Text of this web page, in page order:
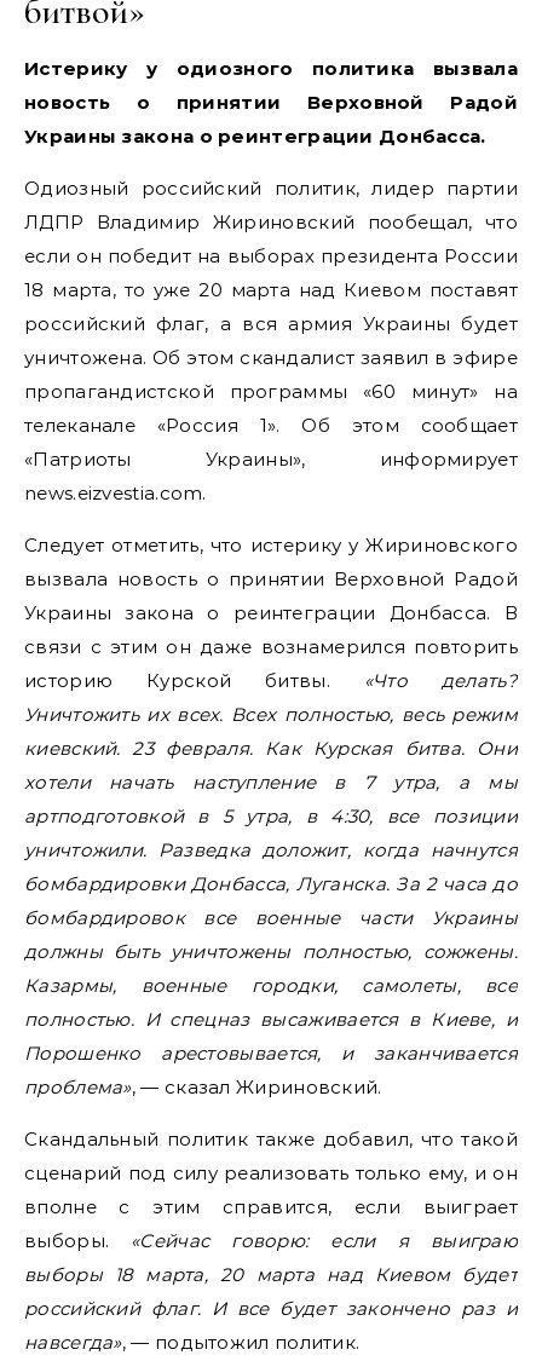
битвой»
Истерику у одиозного политика вызвала
новость о принятии Верховной Радой
Украины закона о реинтеграции Донбасса.
Одиозный российский политик, лидер партии
ЛДПР Владимир Жириновский пообещал, что
если он победит на выборах президента России
18 марта, то уже 20 марта над Киевом поставят
российский флаг, а вся армия Украины будет
уничтожена.Об этом скандалист заявил в эфире
пропагандистской программы «60 минут» на
телеканале «Россия 1». Об этом сообщает
«Патриоты Украины», информирует
news.eizvestia.com.
Следует отметить, что истерику у Жириновского
вызвала новость о принятии Верховной Радой
Украины закона о реинтеграции Донбасса. В
связи с этим он даже вознамерился повторить
историю Курской битвы.
«Что делать?
Уничтожить их всех. Всех полностью, весь режим
киевский. 23 февраля. Как Курская битва. Они
хотели начать наступление в 7 утра, а мы
артподготовкой в ​​5 утра, в 4:30, все позиции
уничтожили. Разведка доложит, когда начнутся
бомбардировки Донбасса, Луганска. За 2 часа до
бомбардировок все военные части Украины
должны быть уничтожены полностью, сожжены.
Казармы, военные городки, самолеты, все
полностью. И спецназ высаживается в Киеве, и
Порошенко арестовывается, и заканчивается
проблема», — сказал Жириновский.
Скандальный политик также добавил, что такой
сценарий под силу реализовать только ему, и он
вполне с этим справится, если выиграет
выборы. «Сейчас говорю: если я выиграю
выборы 18 марта, 20 марта над Киевом будет
российский флаг. И все будет закончено раз и
навсегда», — подытожил политик.